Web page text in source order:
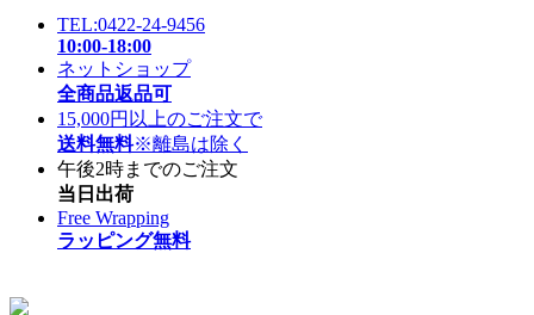
TEL:0422-24-9456
10:00-18:00
ネットショップ
全商品返品可
15,000円以上のご注文で
送料無料※離島は除く
午後2時までのご注文
当日出荷
Free Wrapping
ラッピング無料